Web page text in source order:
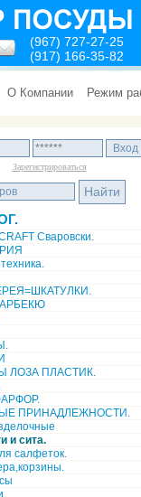
(967) 727-27-25
(917) 166-35-82
О Компании Режим
Зарегистрироваться
Сваровски.
ЛОЗА ПЛАСТИК.
ПРИНАДЛЕЖНОСТИ.
и сита.
салфеток.